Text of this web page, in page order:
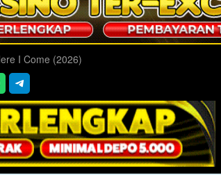
I Come (2026)